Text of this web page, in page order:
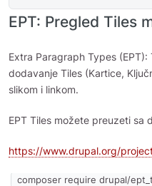
EPT: Pregled Tiles
Extra Paragraph Types
dodavanje Tiles (Kartice,
slikom i linkom.
EPT Tiles možete preuzeti sa
https://www.drupal.org/
composer require drupal/